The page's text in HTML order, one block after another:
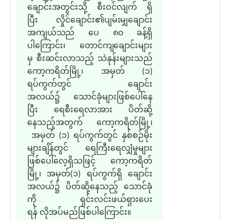
ချောင်းအတွင်းသို့ စီးဝင်လျက် ရှိ
ပြီး လှိုင်ချောင်း၏ပျမ်းမျှချောင်း
အကျယ်သည်ပေ ၈၀ ခန့်ရှိ
ပါကြောင်း၊ တောင်ကျချောင်းများ
မှ စီးဆင်းလာသည့် သဲနုန်းများသည်
ကော့ကရိတ်မြို့၊ အမှတ် (၁)
ရပ်ကွက်တွင် ချောင်း
အလယ်၌ သောင်ခုံများဖြစ်ပေါ်နေ
ပြီး ရေစီးရေလာအား ပိတ်ဆို့
နေသည့်အတွက် ကော့ကရိတ်မြို့၊
အမှတ် (၁) ရပ်ကွက်တွင် နှစ်စဉ်မိုး
များချိန်တွင် ရေကြီးရေလျှံမှုများ
ဖြစ်ပေါ်လေ့ရှိသဖြင့် ကော့ကရိတ်
မြို့၊ အမှတ်(၁) ရပ်ကွက်ရှိ ချောင်း
အလယ်၌ ပိတ်ဆို့နေသည့် သောင်ခုံ
ကို ရှင်းလင်းဖယ်ရှားပေး
ရန် လိုအပ်မည်ဖြစ်ပါကြောင်း။